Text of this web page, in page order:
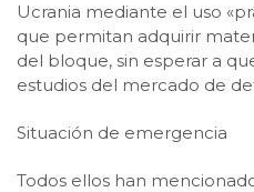
Ucrania mediante el uso
que permitan adquirir
del bloque, sin esperar a
estudios del mercado de
Situación de emergencia
Todos ellos han